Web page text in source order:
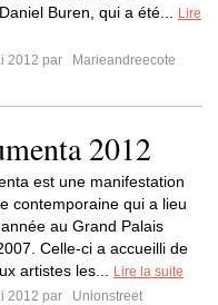
Buren, qui a été...
Lire
2012 par
Marieandreecote
2012
est une manifestation
contemporaine qui a lieu
au Grand Palais
Celle-ci a accueilli de
artistes les...
Lire la suite
2012 par
Unionstreet